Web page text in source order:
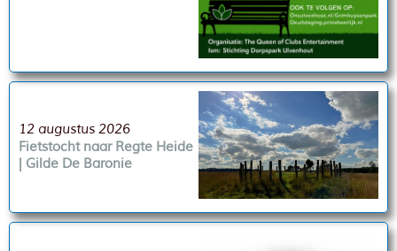
12 augustus 2026
Fietstocht naar Regte Heide
| Gilde De Baronie